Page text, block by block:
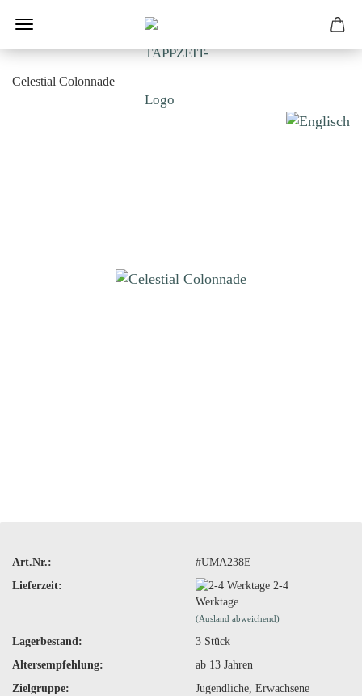
Celestial Colonnade
Art.Nr.:
#UMA238E
Lieferzeit:
2-4
Werktage
(Ausland abweichend)
Lagerbestand: 3 Stück
Altersempfehlung:
ab 13 Jahren
Zielgruppe:
Jugendliche, Erwachsene